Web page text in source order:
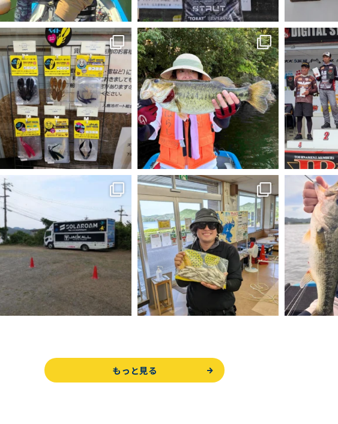
もっと見る